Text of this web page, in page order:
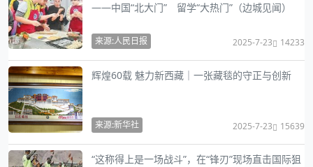
——中国“北大门” 留学“大热门”（边城见闻）
来源:人民日报 2025-7-23 14233
辉煌60载 魅力新西藏｜一张藏毯的守正与创新
来源:新华社 2025-7-23 15639
“这称得上是一场战斗”，在“锋刃”现场直击国际狙